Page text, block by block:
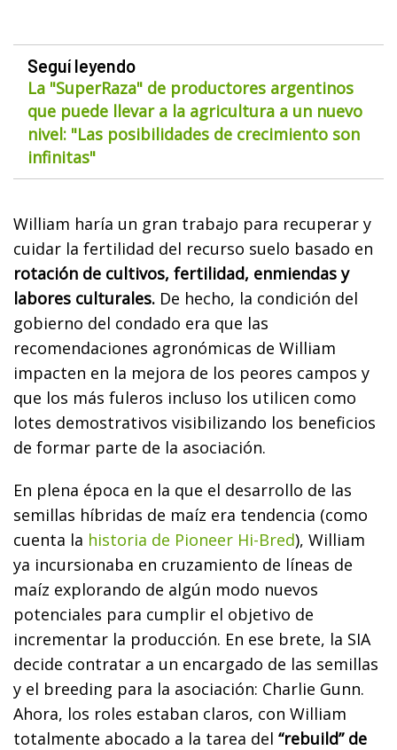
Seguí leyendo
La "SuperRaza" de productores argentinos
que puede llevar a la agricultura a un nuevo
nivel: "Las posibilidades de crecimiento son
infinitas"
William haría un gran trabajo para recuperar y
cuidar la fertilidad del recurso suelo basado en
rotación de cultivos, fertilidad, enmiendas y
labores culturales. De hecho, la condición del
gobierno del condado era que las
recomendaciones agronómicas de William
impacten en la mejora de los peores campos y
que los más fuleros incluso los utilicen como
lotes demostrativos visibilizando los beneficios
de formar parte de la asociación.
En plena época en la que el desarrollo de las
semillas híbridas de maíz era tendencia (como
cuenta la historia de Pioneer Hi-Bred), William
ya incursionaba en cruzamiento de líneas de
maíz explorando de algún modo nuevos
potenciales para cumplir el objetivo de
incrementar la producción. En ese brete, la SIA
decide contratar a un encargado de las semillas
y el breeding para la asociación: Charlie Gunn.
Ahora, los roles estaban claros, con William
totalmente abocado a la tarea del “rebuild” de